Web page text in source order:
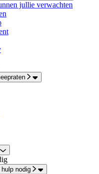
jullie verwachten
nodig